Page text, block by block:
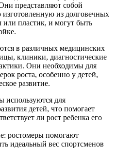
представляют собой
из долговечных
или пластик, и могут быть
в различных медицинских
клиники, диагностические
Они необходимы для
роста, особенно у детей,
развитие.
используются для
детей, что помогает
ли рост ребенка его
ростомеры помогают
идеальный вес спортсменов